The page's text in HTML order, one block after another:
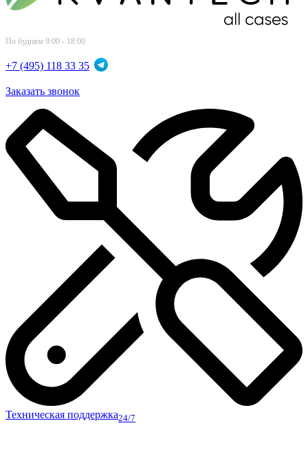
По будням 9:00 - 18:00
+7 (495) 118 33 35
Заказать звонок
Техническая поддержка24/7